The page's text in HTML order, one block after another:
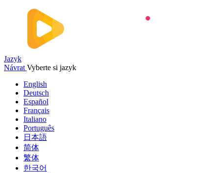
Jazyk
Návrat Vyberte si jazyk
English
Deutsch
Español
Français
Italiano
Português
日本語
简体
繁体
한국어